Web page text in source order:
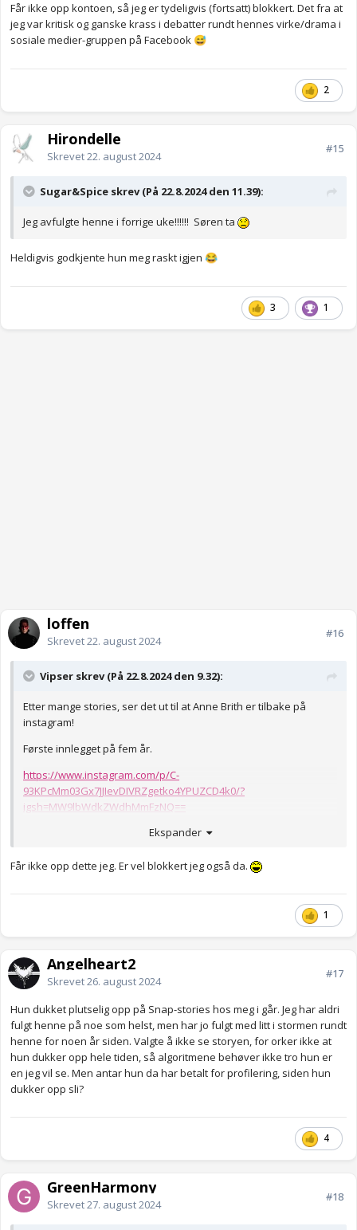
Får ikke opp kontoen, så jeg er tydeligvis (fortsatt) blokkert. Det fra at
jeg var kritisk og ganske krass i debatter rundt hennes virke/drama i
sosiale medier-gruppen på Facebook 😅
2
Hirondelle
Skrevet22. august 2024
#15
Sugar&Spice skrev (På 22.8.2024 den 11.39):
Jeg avfulgte henne i forrige uke!!!!!! Søren ta
Heldigvis godkjente hun meg raskt igjen 😂
3 1
loffen
Skrevet22. august 2024
#16
Vipser skrev (På 22.8.2024 den 9.32):
Etter mange stories, ser det ut til at Anne Brith er tilbake på
instagram!
Første innlegget på fem år.
https://www.instagram.com/p/C-
93KPcMm03Gx7JJIevDIVRZgetko4YPUZCD4k0/?
igsh=MW9lbWdkZWdhMmFzNQ==
Håper i det lengste at det kun vil dreie seg om kaker denne
Ekspander
Får ikke opp dette jeg. Er vel blokkert jeg også da.
1
Angelheart2
Skrevet26. august 2024
#17
Hun dukket plutselig opp på Snap-stories hos meg i går. Jeg har aldri
fulgt henne på noe som helst, men har jo fulgt med litt i stormen rundt
henne for noen år siden. Valgte å ikke se storyen, for orker ikke at
hun dukker opp hele tiden, så algoritmene behøver ikke tro hun er
en jeg vil se. Men antar hun da har betalt for profilering, siden hun
dukker opp sli?
4
GreenHarmony
Skrevet27. august 2024
#18